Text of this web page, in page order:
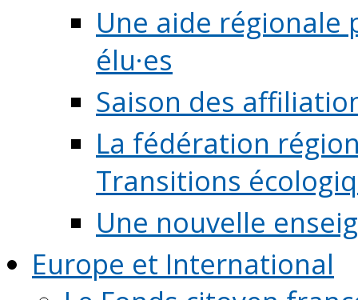
Une aide régionale
élu·es
Saison des
La fédération
Transitions
Une nouvelle
Europe et International